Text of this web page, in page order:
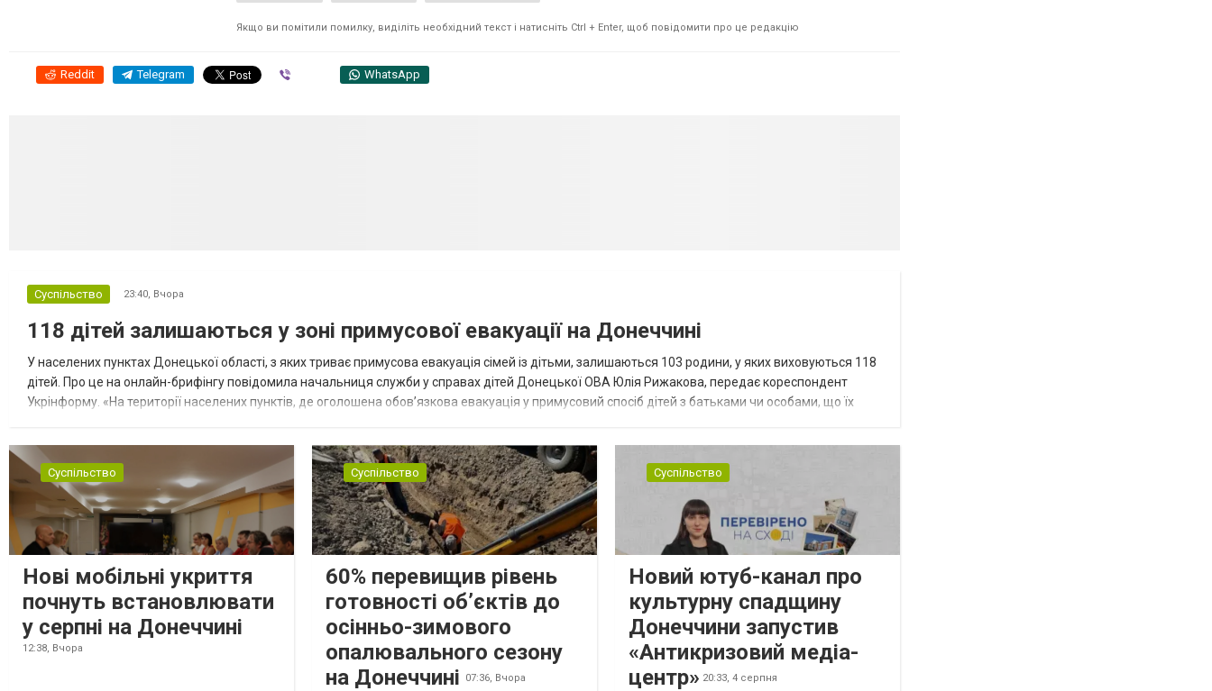
Якщо ви помітили помилку, виділіть необхідний текст і натисніть Ctrl + Enter, щоб повідомити про це редакцію
Reddit Telegram WhatsApp
Суспільство 23:40, Вчора
118 дітей залишаються у зоні примусової евакуації на Донеччині
У населених пунктах Донецької області, з яких триває примусова евакуація сімей із дітьми, залишаються 103 родини, у яких виховуються 118
дітей. Про це на онлайн-брифінгу повідомила начальниця служби у справах дітей Донецької ОВА Юлія Рижакова, передає кореспондент
Укрінформу. «На території населених пунктів, де оголошена обов’язкова евакуація у примусовий спосіб дітей з батьками чи особами, що їх
Суспільство
Нові мобільні укриття
почнуть встановлювати
у серпні на Донеччині
12:38, Вчора
Суспільство
60% перевищив рівень
готовності об’єктів до
осінньо-зимового
опалювального сезону
на Донеччині
07:36, Вчора
Суспільство
Новий ютуб-канал про
культурну спадщину
Донеччини запустив
«Антикризовий медіа-
центр» 20:33, 4 серпня